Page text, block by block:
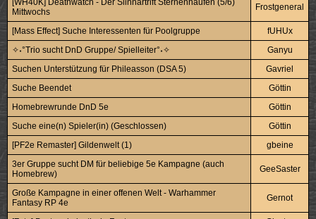
Mittwochs
Frostgeneral
[Mass Effect] Suche Interessenten für Poolgruppe
fUHUx
✧˖°Trio sucht DnD Gruppe/ Spielleiter°˖✧
Ganyu
Suchen Unterstützung für Phileasson (DSA 5)
Gavriel
Suche Beendet
Göttin
Homebrewrunde DnD 5e
Göttin
Suche eine(n) Spieler(in) (Geschlossen)
Göttin
[PF2e Remaster] Gildenwelt (1)
gbeine
3er Gruppe sucht DM für beliebige 5e Kampagne (auch
Homebrew)
GeeSaster
Große Kampagne in einer offenen Welt - Warhammer
Fantasy RP 4e
Gernot